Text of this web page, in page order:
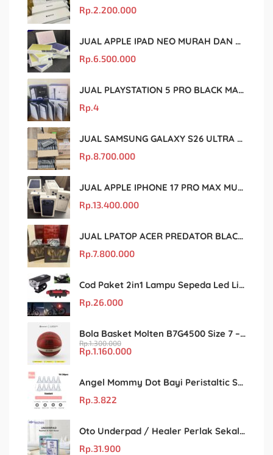
Rp.2.200.000
JUAL APPLE IPAD NEO MURAH DAN ORIGINAL
Rp.6.500.000
JUAL PLAYSTATION 5 PRO BLACK MARKET MURAH DAN ORIGINAL
Rp.4
JUAL SAMSUNG GALAXY S26 ULTRA MURAH DAN ORIGINAL
Rp.8.700.000
JUAL APPLE IPHONE 17 PRO MAX MURAH DAN ORIGINAL
Rp.13.400.000
JUAL LPATOP ACER PREDATOR BLACK MARKET MURAH DAN ORIGINAL
Rp.7.800.000
Cod Paket 2in1 Lampu Sepeda Led Light Depan Dan Belakang Rechargeable
Rp.26.000
Bola Basket Molten B7G4500 Size 7 – Resmi FIBA & IBL
Rp.1.300.000
Rp.1.160.000
Angel Mommy Dot Bayi Peristaltic S/M/L/X-Cut / Puting Lebar Buram 10pcs
Rp.3.822
Oto Underpad / Healer Perlak Sekali Pakai 60×90 cm, Isi 10 Lembar
Rp.31.900